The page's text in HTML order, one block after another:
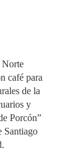
café para
de la
y
Porcón”
Santiago